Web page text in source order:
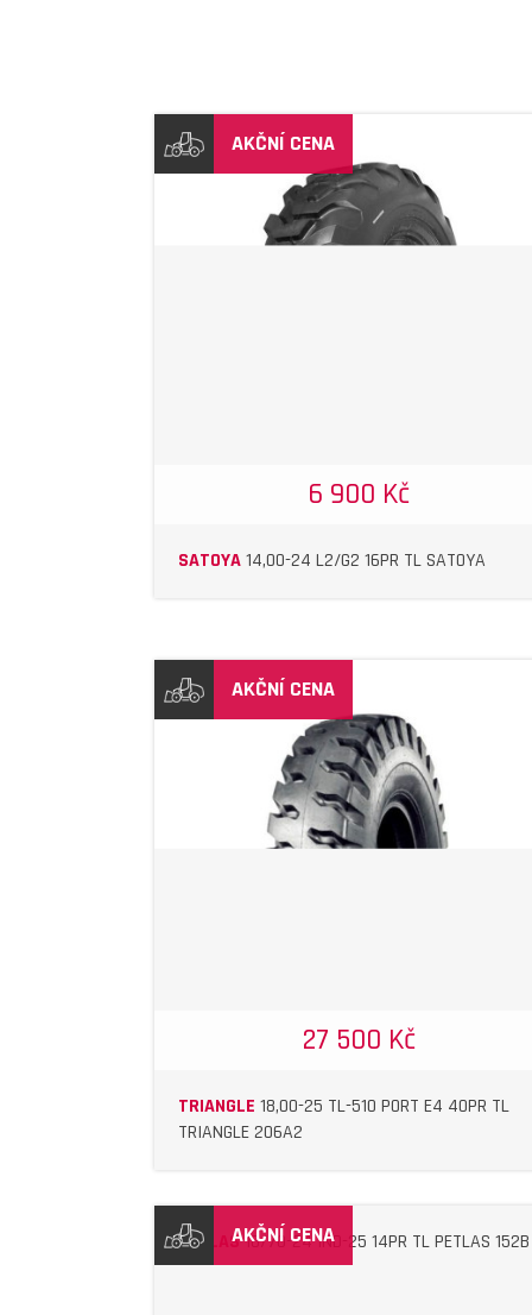
AKČNÍ CENA
6 900 Kč
SATOYA14,00-24 L2/G2 16PR TL SATOYA
AKČNÍ CENA
27 500 Kč
TRIANGLE 18,00-25 TL-510 PORT E4 40PR TL
TRIANGLE 206A2
DETAIL
AKČNÍ CENA
PETLAS16/70-24 IND-25 14PR TL PETLAS 152B